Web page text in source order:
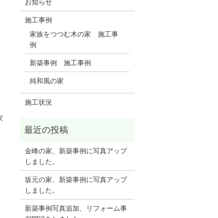
お知らせ
施工事例
家族をつつむ木の家 施工事
例
新築事例 施工事例
純和風の家
施工状況
金峰の家、新築事例に写真アップ
しました。
坂元の家、新築事例に写真アップ
しました。
新築事例写真追加、リフォーム事